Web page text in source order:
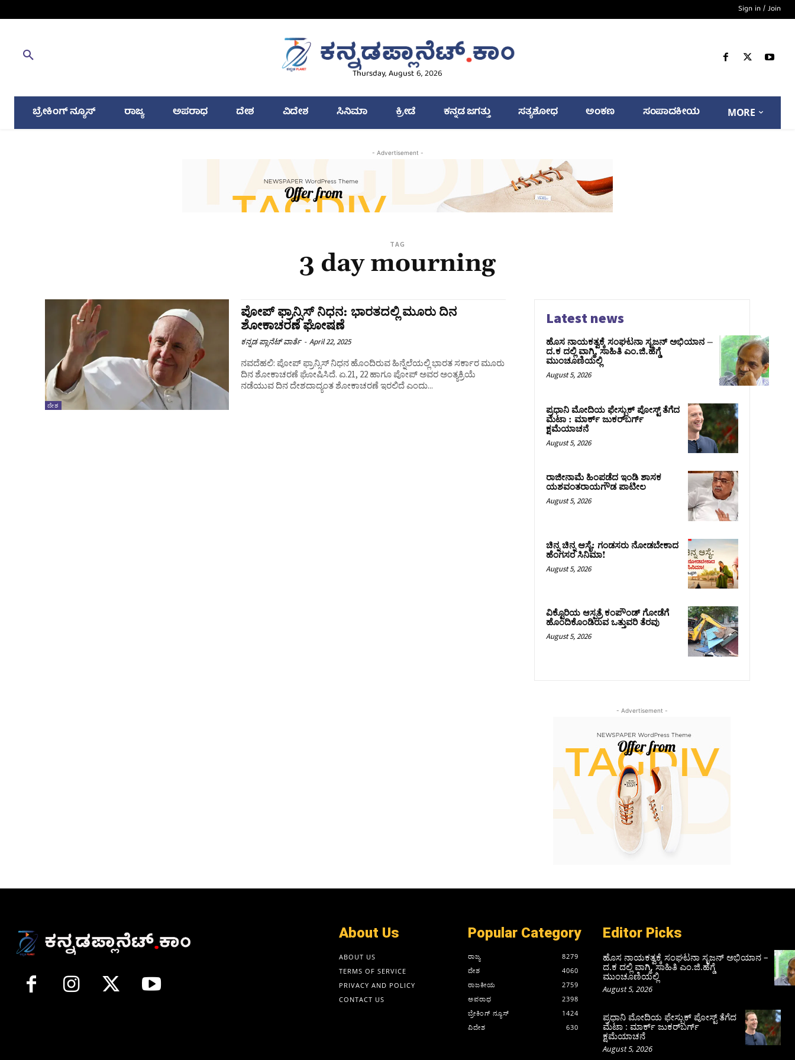
Sign in / Join
Thursday, August 6, 2026
ಬ್ರೇಕಿಂಗ್ ನ್ಯೂಸ್ ರಾಜ್ಯ ಅಪರಾಧ ದೇಶ ವಿದೇಶ ಸಿನಿಮಾ ಕ್ರೀಡೆ ಕನ್ನಡ ಜಗತ್ತು ಸತ್ಯಶೋಧ ಅಂಕಣ ಸಂಪಾದಕೀಯ MORE
- Advertisement -
TAG
3 day mourning
ದೇಶ
ಪೋಪ್‌ ಫ್ರಾನ್ಸಿಸ್‌ ನಿಧನ: ಭಾರತದಲ್ಲಿ ಮೂರು ದಿನ
ಶೋಕಾಚರಣೆ ಘೋಷಣೆ
ಕನ್ನಡ ಪ್ಲಾನೆಟ್ ವಾರ್ತೆ - April 22, 2025
ನವದೆಹಲಿ: ಪೋಪ್‌ ಫ್ರಾನ್ಸಿಸ್‌ ನಿಧನ ಹೊಂದಿರುವ ಹಿನ್ನೆಲೆಯಲ್ಲಿ ಭಾರತ ಸರ್ಕಾರ ಮೂರು
ದಿನ ಶೋಕಾಚರಣೆ ಘೋಷಿಸಿದೆ. ಏ.21, 22 ಹಾಗೂ ಪೋಪ್‌ ಅವರ ಅಂತ್ಯಕ್ರಿಯೆ
ನಡೆಯುವ ದಿನ ದೇಶದಾದ್ಯಂತ ಶೋಕಾಚರಣೆ ಇರಲಿದೆ ಎಂದು...
Latest news
ಹೊಸ ನಾಯಕತ್ವಕ್ಕೆ ಸಂಘಟನಾ ಸೃಜನ್ ಅಭಿಯಾನ –
ದ.ಕ ದಲ್ಲಿ ವಾಗ್ಮಿ, ಸಾಹಿತಿ ಎಂ.ಜಿ.ಹೆಗ್ಡೆ
ಮುಂಚೂಣಿಯಲ್ಲಿ
August 5, 2026
ಪ್ರಧಾನಿ ಮೋದಿಯ ಫೇಸ್ಬುಕ್‌ ಪೋಸ್ಟ್‌ ತೆಗೆದ
ಮೆಟಾ : ಮಾರ್ಕ್ ಜುಕರ್‌ಬರ್ಗ್
ಕ್ಷಮೆಯಾಚನೆ
August 5, 2026
ರಾಜೀನಾಮೆ ಹಿಂಪಡೆದ ಇಂಡಿ ಶಾಸಕ
ಯಶವಂತರಾಯಗೌಡ ಪಾಟೀಲ
August 5, 2026
ಚಿನ್ನ ಚಿನ್ನ ಆಸೈ: ಗಂಡಸರು ನೋಡಬೇಕಾದ
ಹೆಂಗಸರ ಸಿನಿಮಾ!
August 5, 2026
ವಿಕ್ಟೊರಿಯ ಆಸ್ಪತ್ರೆ ಕಂಪೌಂಡ್ ಗೋಡೆಗೆ
ಹೊಂದಿಕೊಂಡಿರುವ ಒತ್ತುವರಿ ತೆರವು
August 5, 2026
- Advertisement -
About Us
ABOUT US
TERMS OF SERVICE
PRIVACY AND POLICY
CONTACT US
Popular Category
ರಾಜ್ಯ
8279
ದೇಶ
4060
ರಾಜಕೀಯ
2759
ಅಪರಾಧ
2398
ಬ್ರೇಕಿಂಗ್ ನ್ಯೂಸ್
1424
ವಿದೇಶ
630
Editor Picks
ಹೊಸ ನಾಯಕತ್ವಕ್ಕೆ ಸಂಘಟನಾ ಸೃಜನ್ ಅಭಿಯಾನ –
ದ.ಕ ದಲ್ಲಿ ವಾಗ್ಮಿ, ಸಾಹಿತಿ ಎಂ.ಜಿ.ಹೆಗ್ಡೆ
ಮುಂಚೂಣಿಯಲ್ಲಿ
August 5, 2026
ಪ್ರಧಾನಿ ಮೋದಿಯ ಫೇಸ್ಬುಕ್‌ ಪೋಸ್ಟ್‌ ತೆಗೆದ
ಮೆಟಾ : ಮಾರ್ಕ್ ಜುಕರ್‌ಬರ್ಗ್
ಕ್ಷಮೆಯಾಚನೆ
August 5, 2026